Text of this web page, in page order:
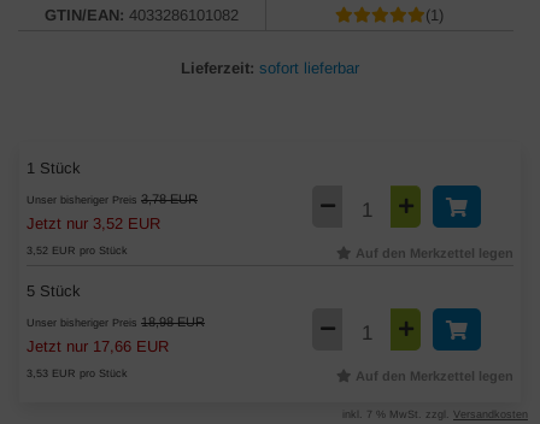
GTIN/EAN: 4033286101082
(1)
Lieferzeit: sofort lieferbar
1 Stück
Unser bisheriger Preis 3,78 EUR
Jetzt nur 3,52 EUR
3,52 EUR pro Stück Auf den Merkzettel legen
5 Stück
Unser bisheriger Preis 18,98 EUR
Jetzt nur 17,66 EUR
3,53 EUR pro Stück Auf den Merkzettel legen
inkl. 7 % MwSt. zzgl. Versandkosten